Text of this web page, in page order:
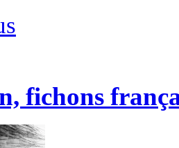
fichons